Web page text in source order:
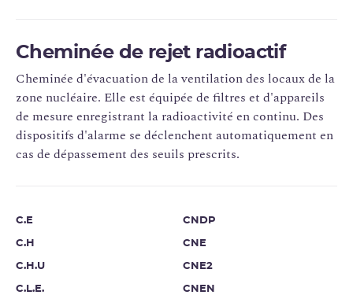
Cheminée de rejet radioactif
Cheminée d'évacuation de la ventilation des locaux de la
zone nucléaire. Elle est équipée de filtres et d'appareils
de mesure enregistrant la radioactivité en continu. Des
dispositifs d'alarme se déclenchent automatiquement en
cas de dépassement des seuils prescrits.
C.E
C.H
C.H.U
C.L.E.
CNDP
CNE
CNE2
CNEN